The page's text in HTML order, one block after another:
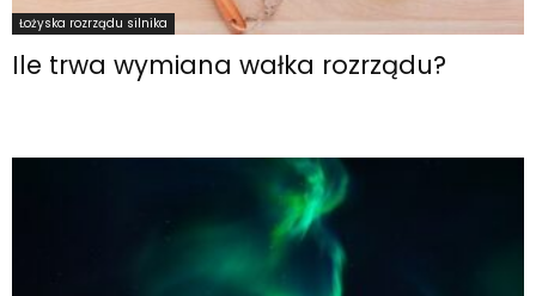
Łożyska rozrządu silnika
Ile trwa wymiana wałka rozrządu?